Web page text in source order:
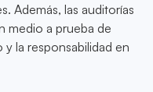
Además, las auditorías
medio a prueba de
la responsabilidad en